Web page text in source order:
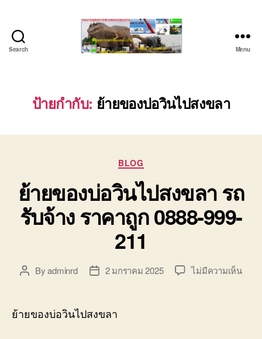
Search
เครื่องจักร
ระยอง
(บริษัท
พาณิชย์
บริการ
รถยก
รถ
รับจ้าง
ใน
เขต
บ่อ
วิน
Menu
ป้ายกำกับ: ย้ายของบ่อวินไปสงขลา
Categories
BLOG
ย้ายของบ่อวินไปสงขลา รถ
รับจ้าง ราคาถูก 0888-999-
211
PostByadminrd
Post2 มกราคม 2025 ไม่มีความเห็นบน
ย้ายของบ่อวินไปสงขลา